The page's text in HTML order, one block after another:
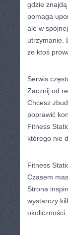
gdzie
pomaga
ale w
utrzymanie.
że ktoś
Serwis
Zacznij od
Chcesz
poprawić
Fitness
którego nie
Fitness
Czasem
Strona
wystarczy
okoliczności.